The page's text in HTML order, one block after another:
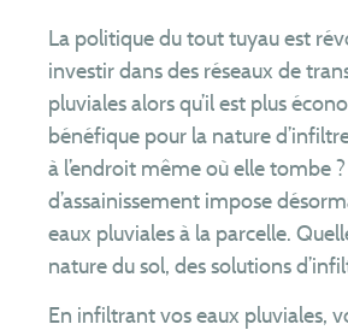
La politique du tout tuyau est
investir dans des réseaux de
pluviales alors qu’il est plus
bénéfique pour la nature
à l’endroit même où elle tombe
d’assainissement impose
eaux pluviales à la parcelle.
nature du sol, des solutions
En infiltrant vos eaux pluviales,